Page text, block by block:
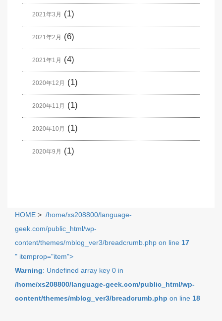
2021年3月 (1)
2021年2月 (6)
2021年1月 (4)
2020年12月 (1)
2020年11月 (1)
2020年10月 (1)
2020年9月 (1)
HOME > /home/xs208800/language-
geek.com/public_html/wp-
content/themes/mblog_ver3/breadcrumb.php on line 17
" itemprop="item">
Warning: Undefined array key 0 in
/home/xs208800/language-geek.com/public_html/wp-
content/themes/mblog_ver3/breadcrumb.php on line 18